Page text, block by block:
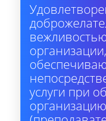
организации,
услуги при
организацию